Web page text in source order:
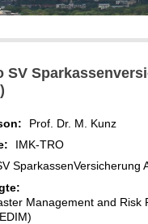
SV
Prof. Dr. M. Kunz
IMK-TRO
SparkassenVersicherung
Management and Risk